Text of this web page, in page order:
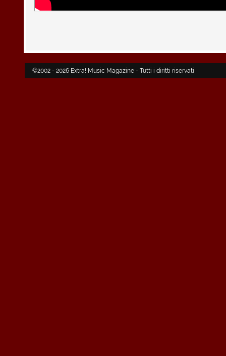
©2002 - 2026 Extra! Music Magazine - Tutti i diritti riservati